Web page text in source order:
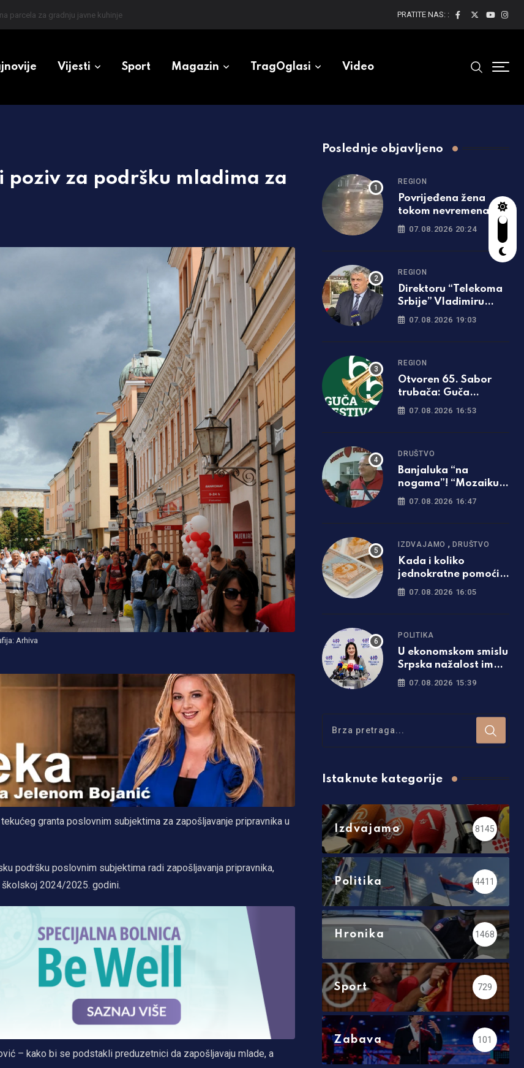
Srpskoj PRATITE NAS: :
Vijesti Sport Magazin TragOglasi Video
poziv za podršku mladima za
Arhiva
granta poslovnim subjektima za zapošljavanje pripravnika u
podršku poslovnim subjektima radi zapošljavanja pripravnika,
2024/2025. godini.
– kako bi se podstakli preduzetnici da zapošljavaju mlade, a
Poslednje objavljeno
REGION
Povrijeđena žena
tokom nevremena u
Srbiji: Drvo palo na
nju, hitno prevezena u
bolnicu
07.08.2026 20:24
REGION
Direktoru “Telekoma
Srbije” Vladimiru
Lučiću zabranjen
07.08.2026 19:03
REGION
Otvoren 65. Sabor
trubača: Guča
ponovo zasvirala
07.08.2026 16:53
DRUŠTVO
Banjaluka “na
nogama”! “Mozaiku
prijateljstva”
gradnju javne kuhinje
07.08.2026 16:47
IZDVAJAMO ,DRUŠTVO
Kada i koliko
jednokratne pomoći
će dobiti penzioneri u
07.08.2026 16:05
POLITIKA
U ekonomskom smislu
Srpska nažalost ima
gore pokazatelje od
07.08.2026 15:39
Istaknute kategorije
Izdvajamo 8145
Politika 4411
Hronika 1468
Sport 729
Zabava 101